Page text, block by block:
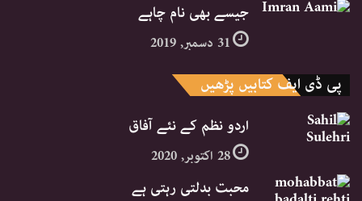
جیسے بھی نام چاہے
31 دسمبر, 2019
پی ڈی ایف کتابیں پڑھیں
اردو نظم کے نئے آفاق
28 اکتوبر, 2020
محبت بدلتی رہتی ہے